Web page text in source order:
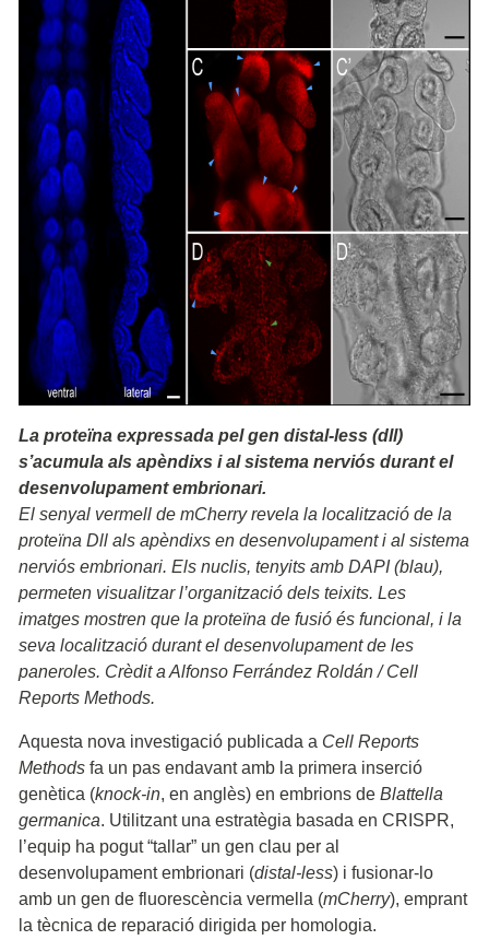
La proteïna expressada pel gen distal-less (dll)
s’acumula als apèndixs i al sistema nerviós durant el
desenvolupament embrionari.
El senyal vermell de mCherry revela la localització de la
proteïna Dll als apèndixs en desenvolupament i al sistema
nerviós embrionari. Els nuclis, tenyits amb DAPI (blau),
permeten visualitzar l’organització dels teixits. Les
imatges mostren que la proteïna de fusió és funcional, i la
seva localització durant el desenvolupament de les
paneroles. Crèdit a Alfonso Ferrández Roldán / Cell
Reports Methods.
Aquesta nova investigació publicada a Cell Reports
Methods fa un pas endavant amb la primera inserció
genètica (knock-in, en anglès) en embrions de Blattella
germanica. Utilitzant una estratègia basada en CRISPR,
l’equip ha pogut “tallar” un gen clau per al
desenvolupament embrionari (distal-less) i fusionar-lo
amb un gen de fluorescència vermella (mCherry), emprant
la tècnica de reparació dirigida per homologia.